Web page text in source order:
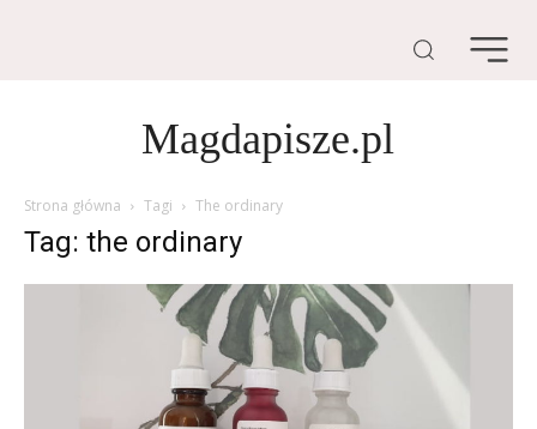
Magdapisze.pl
Strona główna Tagi The ordinary
Tag: the ordinary